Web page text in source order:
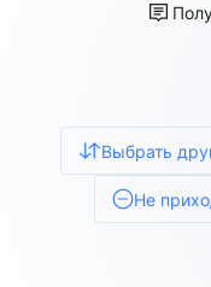
Выбрать
Не